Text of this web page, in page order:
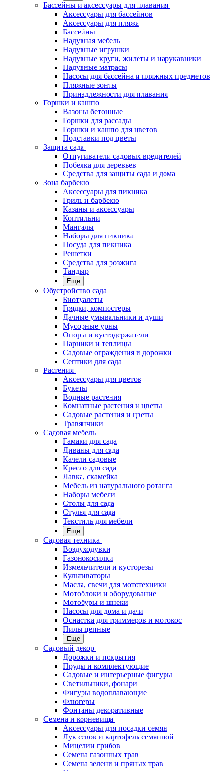
Бассейны и аксессуары для плавания
Аксессуары для бассейнов
Аксессуары для пляжа
Бассейны
Надувная мебель
Надувные игрушки
Надувные круги, жилеты и нарукавники
Надувные матрасы
Насосы для бассейна и пляжных предметов
Пляжные зонты
Принадлежности для плавания
Горшки и кашпо
Вазоны бетонные
Горшки для рассады
Горшки и кашпо для цветов
Подставки под цветы
Защита сада
Отпугиватели садовых вредителей
Побелка для деревьев
Средства для защиты сада и дома
Зона барбекю
Аксессуары для пикника
Гриль и барбекю
Казаны и аксессуары
Коптильни
Мангалы
Наборы для пикника
Посуда для пикника
Решетки
Средства для розжига
Тандыр
Еще
Обустройство сада
Биотуалеты
Грядки, компостеры
Дачные умывальники и души
Мусорные урны
Опоры и кустодержатели
Парники и теплицы
Садовые ограждения и дорожки
Септики для сада
Растения
Аксессуары для цветов
Букеты
Водные растения
Комнатные растения и цветы
Садовые растения и цветы
Травянчики
Садовая мебель
Гамаки для сада
Диваны для сада
Качели садовые
Кресло для сада
Лавка, скамейка
Мебель из натурального ротанга
Наборы мебели
Столы для сада
Стулья для сада
Текстиль для мебели
Еще
Садовая техника
Воздуходувки
Газонокосилки
Измельчители и кусторезы
Культиваторы
Масла, свечи для мототехники
Мотоблоки и оборудование
Мотобуры и шнеки
Насосы для дома и дачи
Оснастка для триммеров и мотокос
Пилы цепные
Еще
Садовый декор
Дорожки и покрытия
Пруды и комплектующие
Садовые и интерьерные фигуры
Светильники, фонари
Фигуры водоплавающие
Флюгеры
Фонтаны декоративные
Семена и корневища
Аксессуары для посадки семян
Лук севок и картофель семянной
Мицелии грибов
Семена газонных трав
Семена зелени и пряных трав